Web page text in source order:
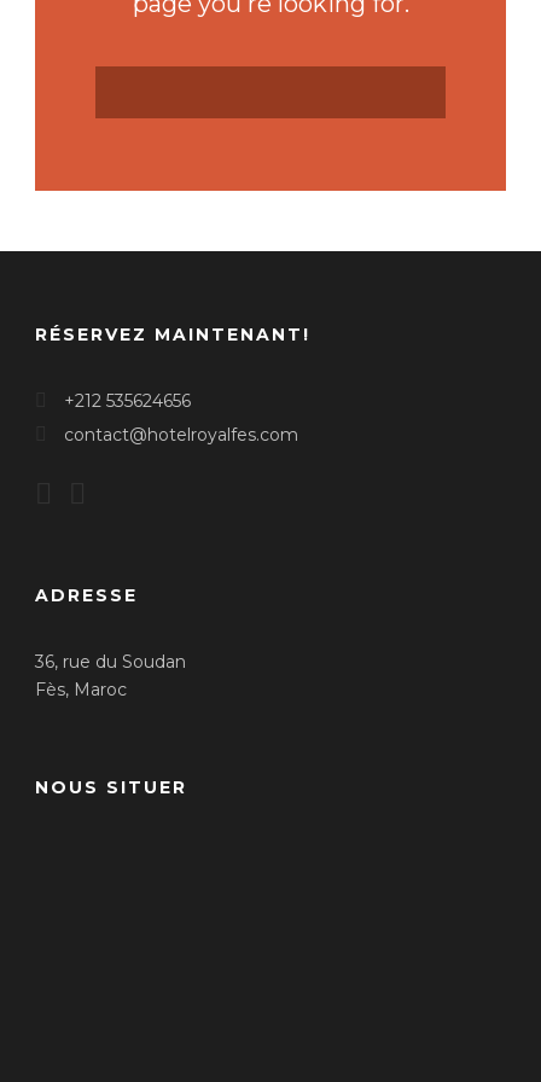
RÉSERVEZ MAINTENANT!
+212 535624656
contact@hotelroyalfes.com
ADRESSE
36, rue du Soudan
Fès, Maroc
NOUS SITUER